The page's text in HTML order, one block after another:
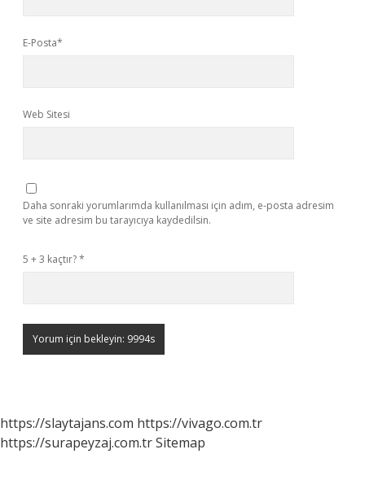
E-Posta*
Web Sitesi
Daha sonraki yorumlarımda kullanılması için adım, e-posta adresim
ve site adresim bu tarayıcıya kaydedilsin.
5 + 3 kaçtır?*
https://slaytajans.com https://vivago.com.tr
https://surapeyzaj.com.trSitemap